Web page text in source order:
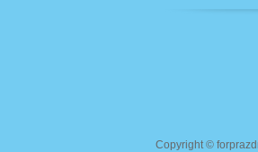
Copyright ©